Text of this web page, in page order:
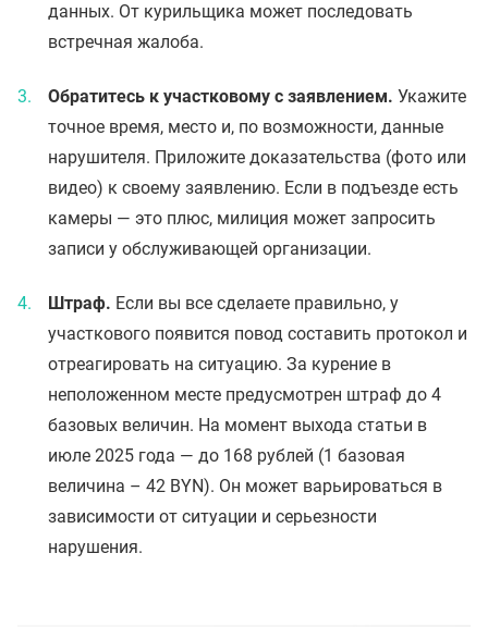
данных. От курильщика может последовать
встречная жалоба.
Обратитесь к участковому с заявлением. Укажите
точное время, место и, по возможности, данные
нарушителя. Приложите доказательства (фото или
видео) к своему заявлению. Если в подъезде есть
камеры — это плюс, милиция может запросить
записи у обслуживающей организации.
Штраф. Если вы все сделаете правильно, у
участкового появится повод составить протокол и
отреагировать на ситуацию. За курение в
неположенном месте предусмотрен штраф до 4
базовых величин. На момент выхода статьи в
июле 2025 года — до 168 рублей (1 базовая
величина – 42 BYN). Он может варьироваться в
зависимости от ситуации и серьезности
нарушения.